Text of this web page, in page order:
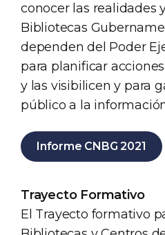
conocer las realidades
Bibliotecas
dependen del Poder
para planificar
y las visibilicen y para
público a la
Informe CNBG 2021
Trayecto Formativo
El Trayecto formativo